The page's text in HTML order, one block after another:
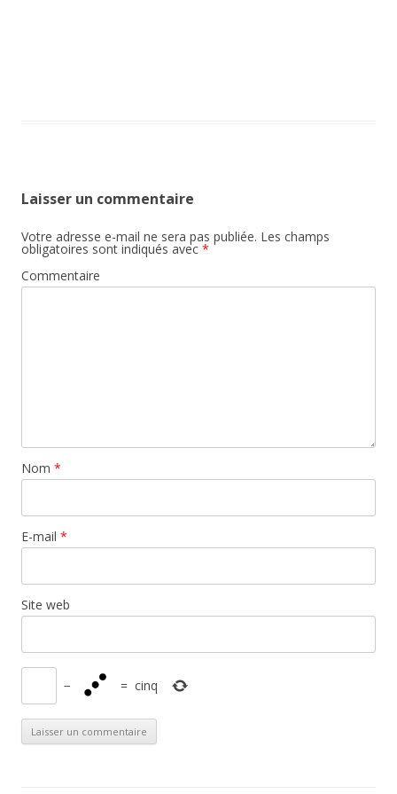
Laisser un commentaire
Votre adresse e-mail ne sera pas publiée. Les champs
obligatoires sont indiqués avec *
Commentaire
Nom *
E-mail *
Site web
− = cinq